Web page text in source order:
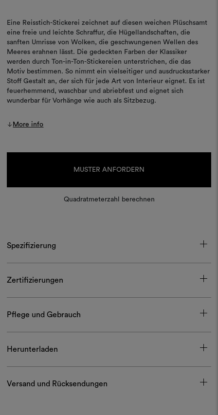
Eine Reisstich-Stickerei zeichnet auf diesen weichen Plüschsamt
eine freie und leichte Schraffur, die Hügellandschaften, die
sanften Umrisse von Wolken, die geschwungenen Wellen des
Meeres erahnen lässt. Die gedeckten Farben der Klassiker
werden durch Ton-in-Ton-Stickereien unterstrichen, die das
Motiv bestimmen. So nimmt ein vielseitiger und ausdrucksstarker
Stoff Gestalt an, der sich für jede Art von Interieur eignet. Es ist
feuerhemmend, waschbar und abriebfest und eignet sich
wunderbar für Vorhänge wie auch als Sitzbezug.
More info
MUSTER ANFORDERN
Quadratmeterzahl berechnen
Spezifizierung
Zertifizierungen
Pflege und Gebrauch
Herunterladen
Versand und Rücksendungen